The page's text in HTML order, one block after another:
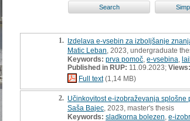
1. Izdelava e-vsebin za izboljšanje
Matic Leban , 2023, undergraduate
Keywords: prva pomoč e-vsebina
Published in RUP: 11.09.2023; Views:
Full text(1,14 MB)
2. Učinkovitost e-izobraževanja
Saša Bajec , 2023, master's thesis
Keywords: sladkorna bolezen e-